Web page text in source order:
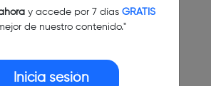
y accede por 7 días GRATIS
de nuestro contenido."
Inicia sesión